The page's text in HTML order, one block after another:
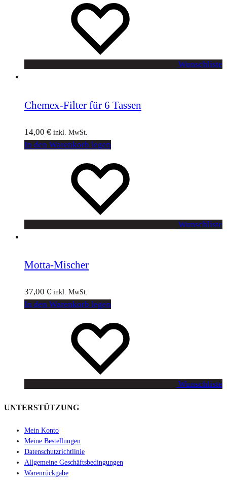
Wunschliste
Chemex-Filter für 6 Tassen
14,00 € inkl. MwSt.
In den Warenkorb legen
Wunschliste
Motta-Mischer
37,00 € inkl. MwSt.
In den Warenkorb legen
Wunschliste
UNTERSTÜTZUNG
Mein Konto
Meine Bestellungen
Datenschutzrichtlinie
Allgemeine Geschäftsbedingungen
Warenrückgabe